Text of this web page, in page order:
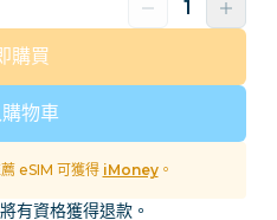
物車
購買
eSIM 可獲得 iMoney。
有資格獲得退款。